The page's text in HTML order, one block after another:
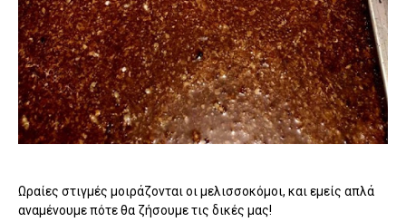
Ωραίες στιγμές μοιράζονται οι μελισσοκόμοι, και εμείς απλά
αναμένουμε πότε θα ζήσουμε τις δικές μας!